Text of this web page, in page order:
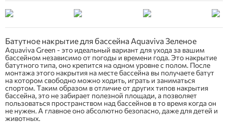
Батутное накрытие для бассейна Aquaviva Зеленое
Aquaviva Green - это идеальный вариант для ухода за вашим
бассейном независимо от погоды и времени года. Это накрытие
батутного типа, оно крепится на одном уровне с полом. После
монтажа этого накрытия на месте бассейна вы получаете батут
на котором свободно можно ходить, играть и заниматься
спортом. Таким образом в отличие от других типов накрытия
бассейна, это не забирает полезной площади, а позволяет
пользоваться пространством над бассейнов в то время когда он
не нужен. А главное оно абсолютно безопасно, даже для детей и
животных.